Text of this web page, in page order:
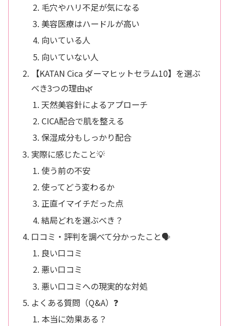
毛穴やハリ不足が気になる
美容医療はハードルが高い
向いている人
向いていない人
【KATAN Cica ダーマヒットセラム10】を選ぶ
べき3つの理由🌿
天然美容針によるアプローチ
CICA配合で肌を整える
保湿成分もしっかり配合
実際に感じたこと💡
使う前の不安
使ってどう変わるか
正直イマイチだった点
結局どれを選ぶべき？
口コミ・評判を調べて分かったこと🗣️
良い口コミ
悪い口コミ
悪い口コミへの現実的な対処
よくある質問（Q&A）❓
本当に効果ある？